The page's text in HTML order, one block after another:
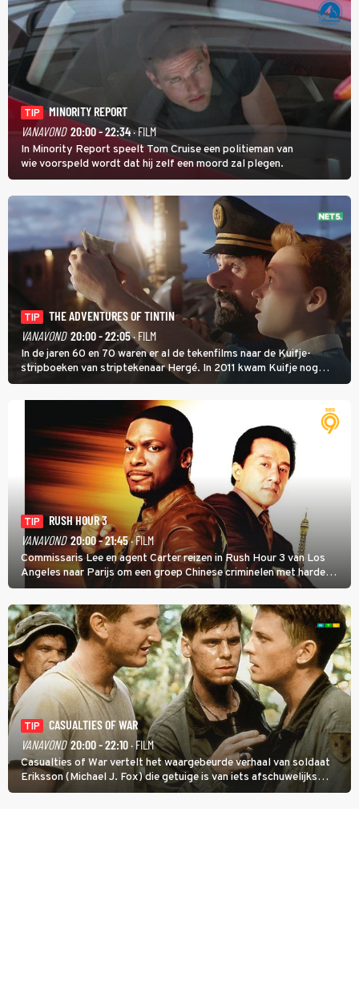
TIP
MINORITY REPORT
VANAVOND 20:00 - 22:34· FILM
In Minority Report speelt Tom Cruise een politieman van
wie voorspeld wordt dat hij zelf een moord zal plegen.
TIP
THE ADVENTURES OF TINTIN
VANAVOND 20:00 - 22:05· FILM
In de jaren 60 en 70 waren er al de tekenfilms naar de Kuifje-
stripboeken van striptekenaar Hergé. In 2011 kwam Kuifje nog
meer tot leven in The Adventures of Tintin van Steven Spielberg.
TIP
RUSH HOUR 3
VANAVOND 20:00 - 21:45· FILM
Commissaris Lee en agent Carter reizen in Rush Hour 3 van Los
Angeles naar Parijs om een groep Chinese criminelen met harde
hand aan te pakken.
TIP
CASUALTIES OF WAR
VANAVOND 20:00 - 22:10· FILM
Casualties of War vertelt het waargebeurde verhaal van soldaat
Eriksson (Michael J. Fox) die getuige is van iets afschuwelijks
tijdens de Vietnamoorlog. Hij besluit uit de school te klappen.